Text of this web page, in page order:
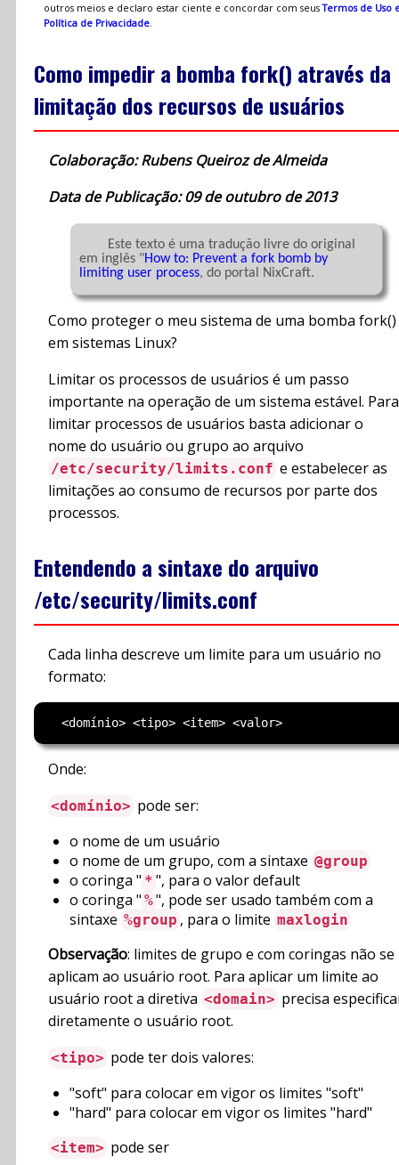
outros meios e declaro estar ciente e concordar com seusTermos de Uso
Política de Privacidade.
Como impedir a bomba fork() através da
limitação dos recursos de usuários
Colaboração: Rubens Queiroz de Almeida
Data de Publicação: 09 de outubro de 2013
em inglês "How to: Prevent a fork bomb by
limiting user process, do portal NixCraft.
Como proteger o meu sistema de uma bomba fork()
em sistemas Linux?
Limitar os processos de usuários é um passo
importante na operação de um sistema estável. Para
limitar processos de usuários basta adicionar o
nome do usuário ou grupo ao arquivo
/etc/security/limits.conf e estabelecer as
limitações ao consumo de recursos por parte dos
processos.
Entendendo a sintaxe do arquivo
/etc/security/limits.conf
Cada linha descreve um limite para um usuário no
formato:
Onde:
<domínio> pode ser:
o nome de um usuário
o nome de um grupo, com a sintaxe @group
o coringa " * ", para o valor default
o coringa " %", pode ser usado também com a
sintaxe %group , para o limite maxlogin
Observação: limites de grupo e com coringas não se
aplicam ao usuário root. Para aplicar um limite ao
usuário root a diretiva <domain> precisa
diretamente o usuário root.
<tipo> pode ter dois valores:
"soft" para colocar em vigor os limites "soft"
"hard" para colocar em vigor os limites "hard"
<item> pode ser